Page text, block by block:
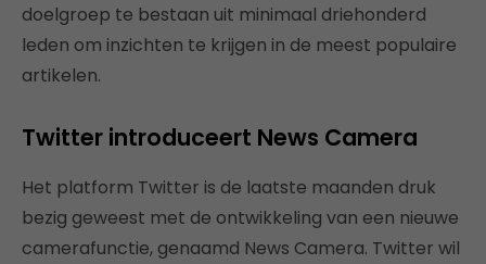
doelgroep te bestaan uit minimaal driehonderd
leden om inzichten te krijgen in de meest populaire
artikelen.
Twitter introduceert News Camera
Het platform Twitter is de laatste maanden druk
bezig geweest met de ontwikkeling van een nieuwe
camerafunctie, genaamd News Camera. Twitter wil